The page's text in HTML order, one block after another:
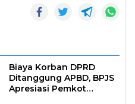
Biaya Korban DPRD
Ditanggung APBD, BPJS
Apresiasi Pemkot